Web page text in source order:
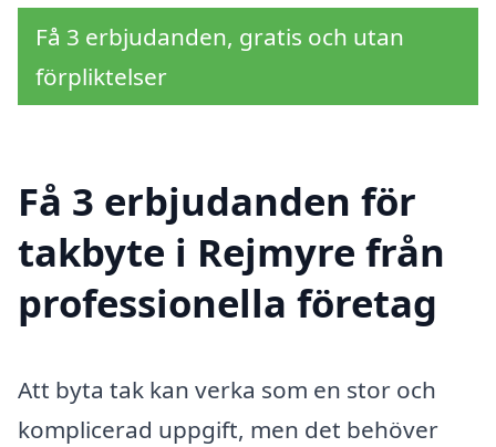
Få 3 erbjudanden, gratis och utan
förpliktelser
Få 3 erbjudanden för
takbyte i Rejmyre från
professionella företag
Att byta tak kan verka som en stor och
komplicerad uppgift, men det behöver